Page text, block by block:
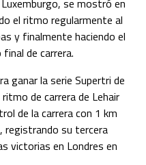
el ritmo regularmente al
y finalmente haciendo el
de carrera.
ganar la serie Supertri de
de carrera de Lehair
de la carrera con 1 km
registrando su tercera
victorias en Londres en